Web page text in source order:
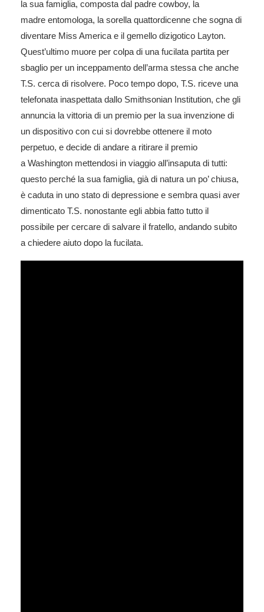
la sua famiglia, composta dal padre cowboy, la
madre entomologa, la sorella quattordicenne che sogna di
diventare Miss America e il gemello dizigotico Layton.
Quest’ultimo muore per colpa di una fucilata partita per
sbaglio per un inceppamento dell’arma stessa che anche
T.S. cerca di risolvere. Poco tempo dopo, T.S. riceve una
telefonata inaspettata dallo Smithsonian Institution, che gli
annuncia la vittoria di un premio per la sua invenzione di
un dispositivo con cui si dovrebbe ottenere il moto
perpetuo, e decide di andare a ritirare il premio
a Washington mettendosi in viaggio all’insaputa di tutti:
questo perché la sua famiglia, già di natura un po’ chiusa,
è caduta in uno stato di depressione e sembra quasi aver
dimenticato T.S. nonostante egli abbia fatto tutto il
possibile per cercare di salvare il fratello, andando subito
a chiedere aiuto dopo la fucilata.